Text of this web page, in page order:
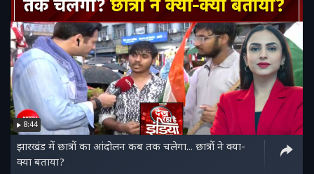
8:44
झारखंड में छात्रों का आंदोलन कब तक चलेगा... छात्रों ने क्या-
क्या बताया?